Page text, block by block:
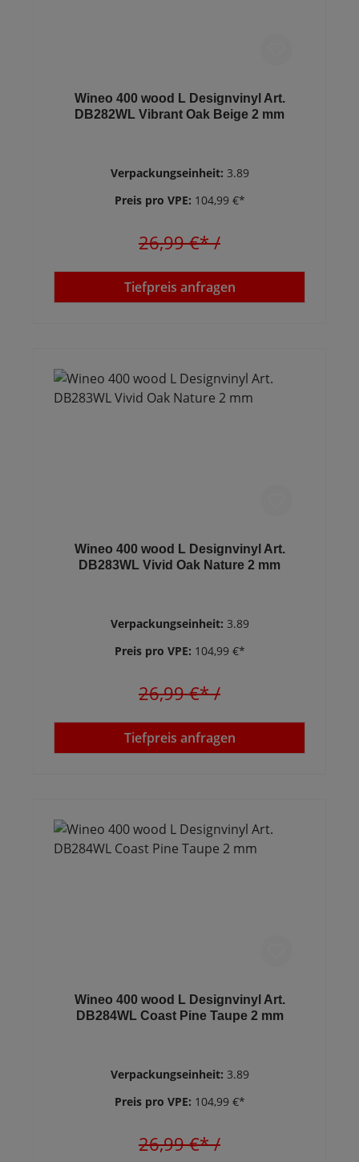
Wineo 400 wood L Designvinyl Art.
DB282WL Vibrant Oak Beige 2 mm
Verpackungseinheit: 3.89
Preis pro VPE: 104,99 €*
26,99 €*/
Tiefpreis anfragen
Wineo 400 wood L Designvinyl Art.
DB283WL Vivid Oak Nature 2 mm
Verpackungseinheit: 3.89
Preis pro VPE: 104,99 €*
26,99 €*/
Tiefpreis anfragen
Wineo 400 wood L Designvinyl Art.
DB284WL Coast Pine Taupe 2 mm
Verpackungseinheit: 3.89
Preis pro VPE: 104,99 €*
26,99 €*/